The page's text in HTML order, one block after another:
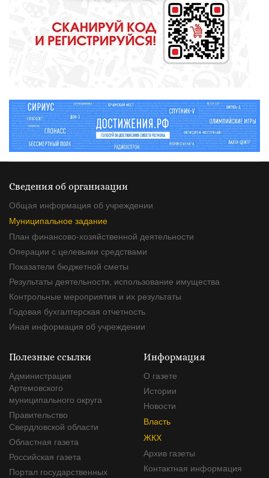
Борьба за депутатские кресла
набирает обороты. Будет жарко
Сведения об организации
Общая информация об учреждении
Муниципальное задание
План финансово-хозяйственной деятельности
Операции с целевыми средствами
Показатели бюджетной сметы
Результаты деятельности, использование имущества
Контрольные мероприятия и их результаты
Годовая бухгалтерская отчетность
Иная информация об учреждении
Полезные ссылки
Администрация
Артемовского
муниципального округа
Правительство
Свердловской области
Областная газета
Российская газета
Портал государственных
Информация
О газете
Истории
Новости
Власть
ЖКХ
Архив газеты
Контактная информация